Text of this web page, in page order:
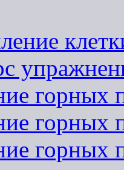
горных
горных
горных